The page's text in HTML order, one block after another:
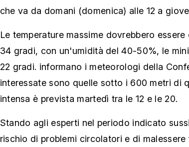
che va da domani (domenica) alle 12 a
Le temperature massime dovrebbero
34 gradi, con un'umidità del 40-50%, le
22 gradi. informano i meteorologi della
interessate sono quelle sotto i 600 metri di
intensa è prevista martedì tra le 12 e le 20.
Stando agli esperti nel periodo indicato
rischio di problemi circolatori e di malessere